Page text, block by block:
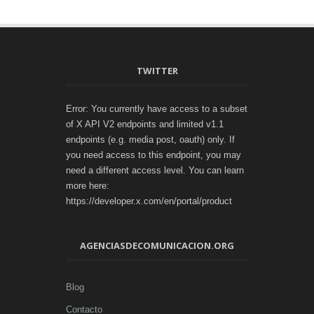
TWITTER
Error: You currently have access to a subset
of X API V2 endpoints and limited v1.1
endpoints (e.g. media post, oauth) only. If
you need access to this endpoint, you may
need a different access level. You can learn
more here:
https://developer.x.com/en/portal/product
AGENCIASDECOMUNICACION.ORG
Blog
Contacto